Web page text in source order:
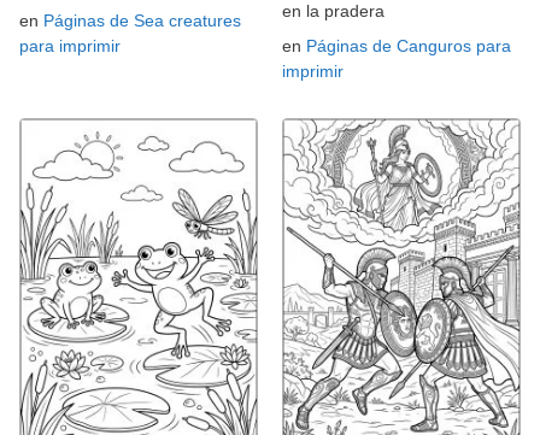
en Páginas de Sea creatures
para imprimir
en la pradera
en Páginas de Canguros para
imprimir